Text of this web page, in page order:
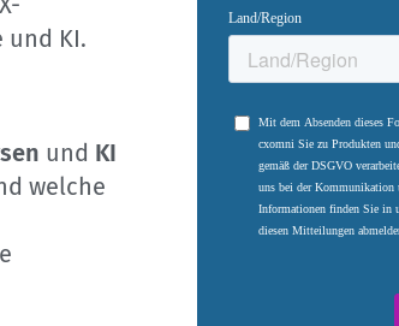
und KI.
und KI
welche